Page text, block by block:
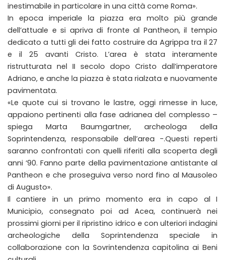
inestimabile in particolare in una città come Roma».
In epoca imperiale la piazza era molto più grande
dell’attuale e si apriva di fronte al Pantheon, il tempio
dedicato a tutti gli dei fatto costruire da Agrippa tra il 27
e il 25 avanti Cristo. L’area è stata interamente
ristrutturata nel II secolo dopo Cristo dall’imperatore
Adriano, e anche la piazza è stata rialzata e nuovamente
pavimentata.
«Le quote cui si trovano le lastre, oggi rimesse in luce,
appaiono pertinenti alla fase adrianea del complesso –
spiega Marta Baumgartner, archeologa della
Soprintendenza, responsabile dell’area -.Questi reperti
saranno confrontati con quelli riferiti alla scoperta degli
anni ‘90. Fanno parte della pavimentazione antistante al
Pantheon e che proseguiva verso nord fino al Mausoleo
di Augusto».
Il cantiere in un primo momento era in capo al I
Municipio, consegnato poi ad Acea, continuerà nei
prossimi giorni per il ripristino idrico e con ulteriori indagini
archeologiche della Soprintendenza speciale in
collaborazione con la Sovrintendenza capitolina ai Beni